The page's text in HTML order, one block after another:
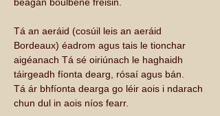
Tá an aeráid (cosúil leis an aeráid
Bordeaux) éadrom agus tais le tionchar
aigéanach Tá sé oiriúnach le haghaidh
táirgeadh fíonta dearg, rósaí agus bán.
Tá ár bhfíonta dearga go léir aois i ndarach
chun dul in aois níos fearr.